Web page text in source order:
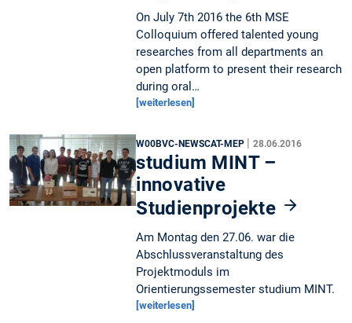
On July 7th 2016 the 6th MSE
Colloquium offered talented young
researches from all departments an
open platform to present their research
during oral…
[weiterlesen]
W00BVC-NEWSCAT-MEP |28.06.2016
studium MINT –
innovative
Studienprojekte
Am Montag den 27.06. war die
Abschlussveranstaltung des
Projektmoduls im
Orientierungssemester studium MINT.
[weiterlesen]